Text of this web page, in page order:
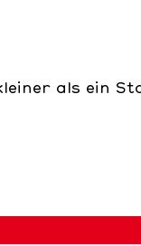
als ein